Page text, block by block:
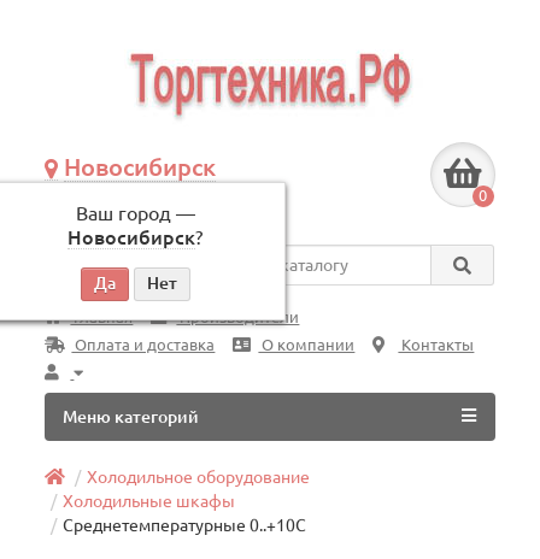
Новосибирск
Ваш город —
Новосибирск?
по будням, с 09:00 до 18:00
0
Везде
Главная
Производители
Оплата и доставка
О компании Контакты
Меню категорий
Холодильное оборудование
Холодильные шкафы
Среднетемпературные 0..+10C